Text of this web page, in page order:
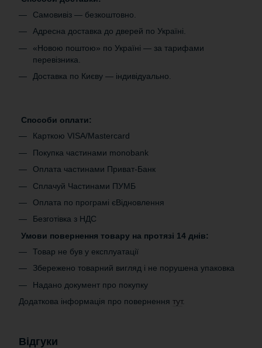
Самовивіз — безкоштовно.
Адресна доставка до дверей по Україні.
«Новою поштою» по Україні — за тарифами
перевізника.
Доставка по Києву — індивідуально.
Способи оплати:
Карткою VISA/Mastercard
Покупка частинами monobank
Оплата частинами Приват-Банк
Сплачуй Частинами ПУМБ
Оплата по програмі єВідновлення
Безготівка з НДС
Умови повернення товару на протязі 14 днів:
Товар не був у експлуатації
Збережено товарний вигляд і не порушена упаковка
Надано документ про покупку
Додаткова інформація про повернення тут.
Відгуки